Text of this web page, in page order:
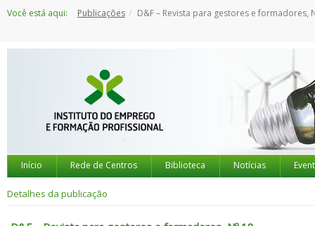
paraVocê está aqui: Publicações D&F – Revista para gestores e formadores,
Início Rede de Centros Biblioteca Notícias
Detalhes da publicação